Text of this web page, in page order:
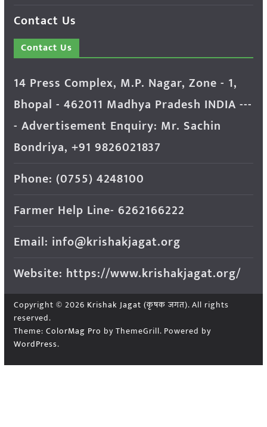
Contact Us
Contact Us
14 Press Complex, M.P. Nagar, Zone - 1,
Bhopal - 462011 Madhya Pradesh INDIA ---
- Advertisement Enquiry: Mr. Sachin
Bondriya, +91 9826021837
Phone: (0755) 4248100
Farmer Help Line- 6262166222
Email: info@krishakjagat.org
Website: https://www.krishakjagat.org/
Copyright © 2026 Krishak Jagat (कृषक जगत). All rights
reserved.
Theme: ColorMag Pro by ThemeGrill. Powered by
WordPress.